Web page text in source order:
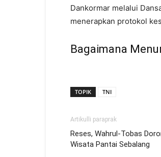
Dankormar melalui
menerapkan protokol
Bagaimana
TOPIK TNI
Artikulli paraprak
Reses, Wahrul-Tobas
Wisata Pantai Sebalang